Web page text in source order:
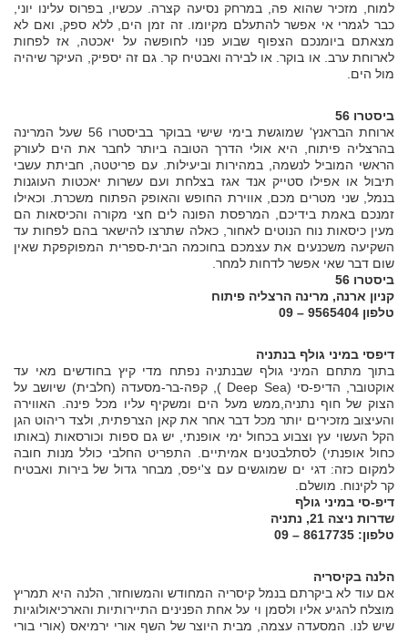
למוח, מזכיר שהוא פה, במרחק נסיעה קצרה. עכשיו, בפרוס עלינו יוני,
כבר לגמרי אי אפשר להתעלם מקיומו. זה זמן הים, ללא ספק, ואם לא
מצאתם ביומנכם הצפוף שבוע פנוי לחופשה על יאכטה, אז לפחות
לארוחת ערב. או בוקר. או לבירה ואבטיח קר. גם זה יספיק, העיקר שיהיה
מול הים.
ביסטרו 56
ארוחת הבראנץ' שמוגשת בימי שישי בבוקר בביסטרו 56 שעל המרינה
בהרצליה פיתוח, היא אולי הדרך הטובה ביותר לחבר את הים לעורק
הראשי המוביל לנשמה, במהירות וביעילות. עם פריטטה, חביתת עשבי
תיבול או אפילו סטייק אנד אגז בצלחת ועם עשרות יאכטות העוגנות
בנמל, שני מטרים מכם, אווירת החופש והאופק הפתוח משכרת. וכאילו
זמנכם באמת בידיכם, המרפסת הפונה לים חצי מקורה והכיסאות הם
מעין כיסאות נוח הנוטים לאחור, כאלה שתרצו להישאר בהם לפחות עד
השקיעה משכנעים את עצמכם בחוכמה הבית-ספרית המפוקפקת שאין
שום דבר שאי אפשר לדחות למחר.
ביסטרו 56
קניון ארנה, מרינה הרצליה פיתוח
טלפון 9565404 – 09
דיפסי במיני גולף בנתניה
בתוך מתחם המיני גולף שבנתניה נפתח מדי קיץ בחודשים מאי עד
אוקטובר, הדיפ-סי (Deep Sea ), קפה-בר-מסעדה (חלבית) שיושב על
הצוק של חוף נתניה,ממש מעל הים ומשקיף עליו מכל פינה. האווירה
והעיצוב מזכירים יותר מכל דבר אחר את קאן הצרפתית, ולצד ריהוט הגן
הקל העשוי עץ וצבוע בכחול ימי אופנתי, יש גם ספות וכורסאות (באותו
כחול אופנתי) לסתלבטנים אמיתיים. התפריט החלבי כולל מנות חובה
למקום כזה: דגי ים שמוגשים עם צ'יפס, מבחר גדול של בירות ואבטיח
קר לקינוח. מושלם.
דיפ-סי במיני גולף
שדרות ניצה 21, נתניה
טלפון: 8617735 – 09
הלנה בקיסריה
אם עוד לא ביקרתם בנמל קיסריה המחודש והמשוחזר, הלנה היא תמריץ
מוצלח להגיע אליו ולסמן וי על אחת הפנינים התיירותיות והארכיאולוגיות
שיש לנו. המסעדה עצמה, מבית היוצר של השף אורי ירמיאס (אורי בורי